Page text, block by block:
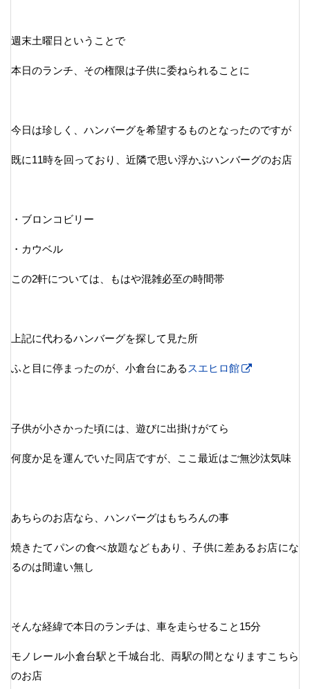
週末土曜日ということで
本日のランチ、その権限は子供に委ねられることに
今日は珍しく、ハンバーグを希望するものとなったのですが
既に11時を回っており、近隣で思い浮かぶハンバーグのお店
・ブロンコビリー
・カウベル
この2軒については、もはや混雑必至の時間帯
上記に代わるハンバーグを探して見た所
ふと目に停まったのが、小倉台にある スエヒロ館
子供が小さかった頃には、遊びに出掛けがてら
何度か足を運んでいた同店ですが、ここ最近はご無沙汰気味
あちらのお店なら、ハンバーグはもちろんの事
焼きたてパンの食べ放題などもあり、子供に差あるお店にな
るのは間違い無し
そんな経緯で本日のランチは、車を走らせること15分
モノレール小倉台駅と千城台北、両駅の間となりますこちら
のお店